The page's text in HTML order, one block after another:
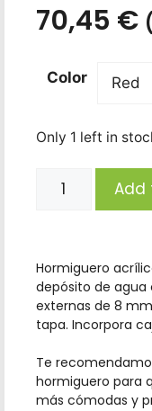
70,45 €
Color
Only 1 left in
Add
Hormiguero
depósito de agua
externas de 8
tapa. Incorpora
Te
hormiguero para
más cómodas y